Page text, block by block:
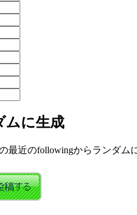
ムに生成
最近のfollowingからランダム